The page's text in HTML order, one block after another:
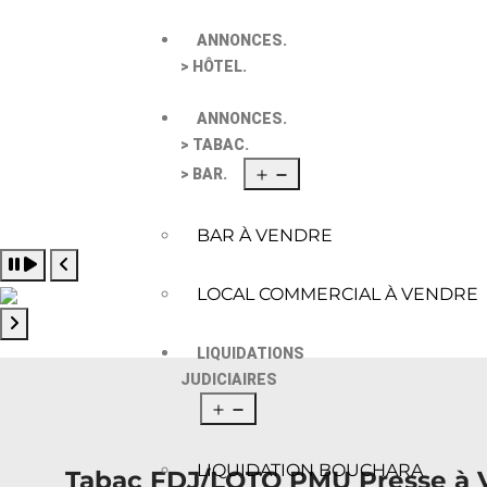
ANNONCES.
> HÔTEL.
ANNONCES.
> TABAC.
> BAR.
BAR À VENDRE
LOCAL COMMERCIAL À VENDRE
LIQUIDATIONS
JUDICIAIRES
LIQUIDATION BOUCHARA
Pause slide rotation
Resume slide rotation
Previous slide
Tabac FDJ/LOTO PMU Presse